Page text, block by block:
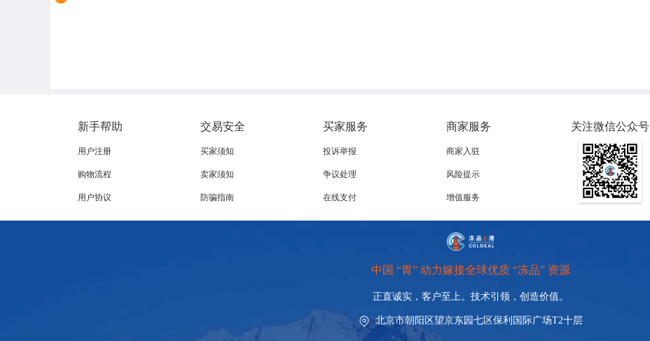
新手帮助
用户注册
购物流程
用户协议
交易安全
买家须知
卖家须知
防骗指南
买家服务
投诉举报
争议处理
在线支付
商家服务
商家入驻
风险提示
增值服务
关注微信公众号
中国 “胃” 动力嫁接全球优质 “冻品” 资源
正直诚实，客户至上。技术引领， 创造价值。
北京市朝阳区望京东园七区保利国际广场T2十层